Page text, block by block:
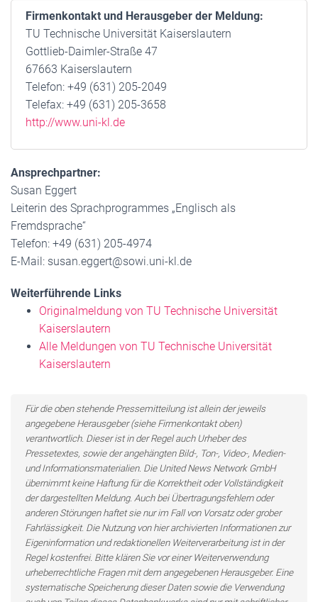
Firmenkontakt und Herausgeber der Meldung:
TU Technische Universität Kaiserslautern
Gottlieb-Daimler-Straße 47
67663 Kaiserslautern
Telefon: +49 (631) 205-2049
Telefax: +49 (631) 205-3658
http://www.uni-kl.de
Ansprechpartner:
Susan Eggert
Leiterin des Sprachprogrammes „Englisch als
Fremdsprache“
Telefon: +49 (631) 205-4974
E-Mail: susan.eggert@sowi.uni-kl.de
Weiterführende Links
Originalmeldung von TU Technische Universität
Kaiserslautern
Alle Meldungen von TU Technische Universität
Kaiserslautern
Für die oben stehende Pressemitteilung ist allein der jeweils
angegebene Herausgeber (siehe Firmenkontakt oben)
verantwortlich. Dieser ist in der Regel auch Urheber des
Pressetextes, sowie der angehängten Bild-, Ton-, Video-, Medien-
und Informationsmaterialien. Die United News Network GmbH
übernimmt keine Haftung für die Korrektheit oder Vollständigkeit
der dargestellten Meldung. Auch bei Übertragungsfehlern oder
anderen Störungen haftet sie nur im Fall von Vorsatz oder grober
Fahrlässigkeit. Die Nutzung von hier archivierten Informationen zur
Eigeninformation und redaktionellen Weiterverarbeitung ist in der
Regel kostenfrei. Bitte klären Sie vor einer Weiterverwendung
urheberrechtliche Fragen mit dem angegebenen Herausgeber. Eine
systematische Speicherung dieser Daten sowie die Verwendung